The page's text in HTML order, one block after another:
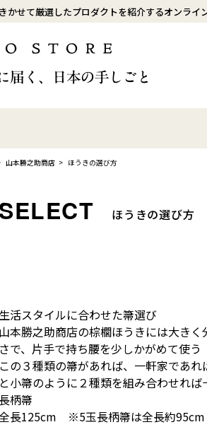
せて厳選したプロダクトを紹介するオンライ
山本勝之助商店 ほうきの選び方
ほうきの選び方
生活スタイルに合わせた箒選び
山本勝之助商店の棕櫚ほうきには大き
さで、片手で持ち腰を少しかがめて使
この３種類の箒があれば、一軒家であ
と小箒のように２種類を組み合わせれば
長柄箒
長125cm ※5玉長柄箒は全長約95cm